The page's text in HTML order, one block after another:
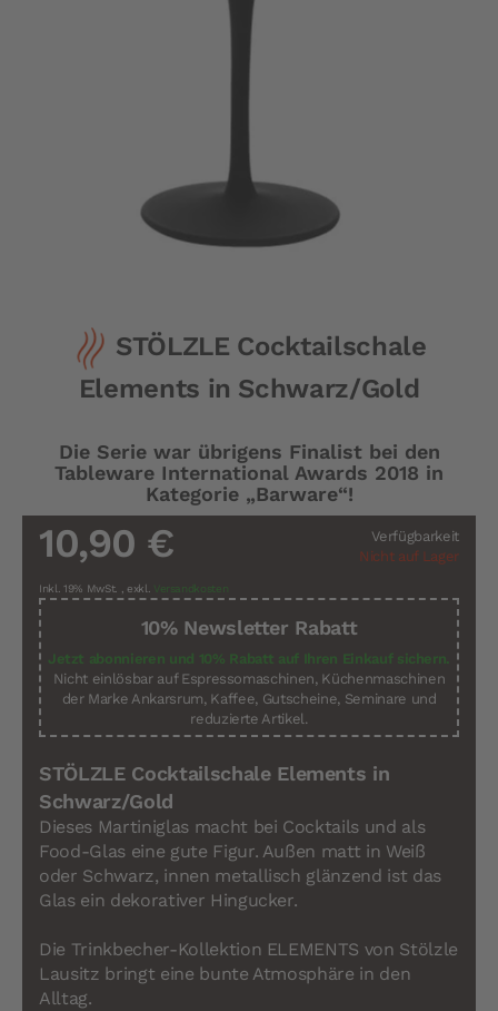
Bildergalerie
STÖLZLE Cocktailschale
Elements in Schwarz/Gold
Die Serie war übrigens Finalist bei den
Tableware International Awards 2018 in
Kategorie „Barware“!
Verfügbarkeit
Nicht auf Lager
10,90 €
Inkl. 19% MwSt. , exkl. Versandkosten
10% Newsletter Rabatt
Jetzt abonnieren und 10% Rabatt auf Ihren Einkauf sichern.
Nicht einlösbar auf Espressomaschinen, Küchenmaschinen
der Marke Ankarsrum, Kaffee, Gutscheine, Seminare und
reduzierte Artikel.
STÖLZLE Cocktailschale Elements in
Schwarz/Gold
Dieses Martiniglas macht bei Cocktails und als
Food-Glas eine gute Figur. Außen matt in Weiß
oder Schwarz, innen metallisch glänzend ist das
Glas ein dekorativer Hingucker.
Die Trinkbecher-Kollektion ELEMENTS von Stölzle
Lausitz bringt eine bunte Atmosphäre in den
Alltag.